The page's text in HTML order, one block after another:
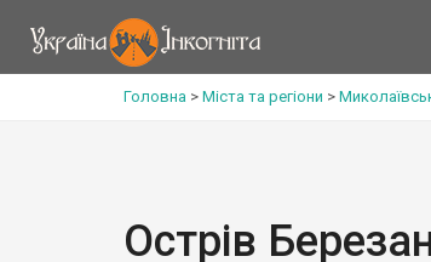
Головна > Міста та регіони >
Острів